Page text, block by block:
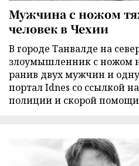
Мужчина с ножом
человек в Чехии
В городе Танвалде на
злоумышленник с ножом
ранив двух мужчин и
портал Idnes со ссылкой
полиции и скорой